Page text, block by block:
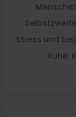
Stress und
Ruhe,